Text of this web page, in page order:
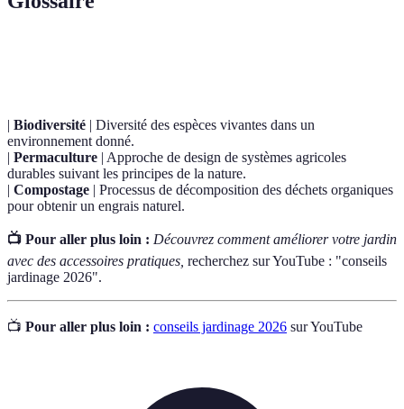
| Biodiversité | Diversité des espèces vivantes dans un
environnement donné.
| Permaculture | Approche de design de systèmes agricoles
durables suivant les principes de la nature.
| Compostage | Processus de décomposition des déchets organiques
pour obtenir un engrais naturel.
📺 Pour aller plus loin : Découvrez comment améliorer votre jardin
avec des accessoires pratiques, recherchez sur YouTube : "conseils
jardinage 2026".
📺 Pour aller plus loin : conseils jardinage 2026 sur YouTube